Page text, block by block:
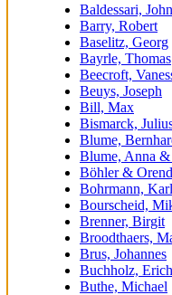
Baldessari, John
Barry, Robert
Baselitz, Georg
Bayrle, Thomas
Beecroft,
Beuys, Joseph
Bill, Max
Bismarck,
Blume,
Blume, Anna &
Böhler &
Bohrmann, Karl
Bourscheid,
Brenner, Birgit
Broodthaers,
Brus, Johannes
Buchholz, Erich
Buthe, Michael